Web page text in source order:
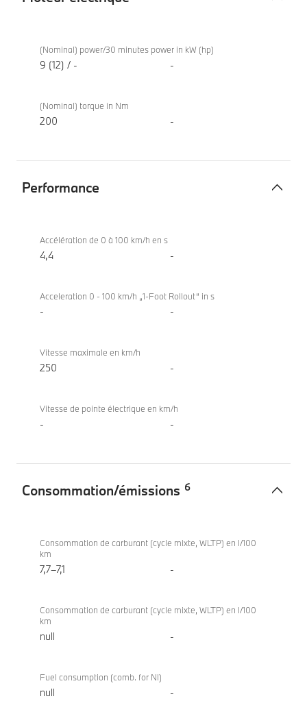
électrique
M440i
xDrive
(Nominal) power/30 minutes power in kW (hp)
9 (12) / - -
(Nominal) torque in Nm
200 -
Performance
M440i
xDrive
Accélération de 0 à 100 km/h en s
4,4 -
Acceleration 0 - 100 km/h „1-Foot Rollout“ in s
- -
Vitesse maximale en km/h
250 -
Vitesse de pointe électrique en km/h
- -
Consommation/émissions 6
émissions
M440i
xDrive
Coupé
Consommation de carburant (cycle mixte, WLTP) en l/100
km
7,7–7,1 -
Consommation de carburant (cycle mixte, WLTP) en l/100
km
null -
Fuel consumption (comb. for NI)
null -